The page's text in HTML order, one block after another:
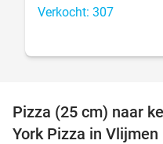
Verkocht: 307
Pizza (25 cm) naar
York Pizza in Vlijmen